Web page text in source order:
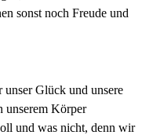
sonst noch Freude und
unser Glück und unsere
unserem Körper
und was nicht, denn wir